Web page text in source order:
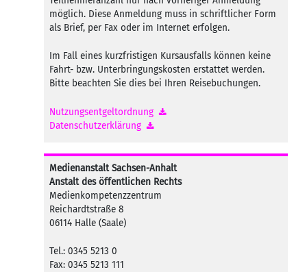
möglich. Diese Anmeldung muss in schriftlicher Form
als Brief, per Fax oder im Internet erfolgen.
Im Fall eines kurzfristigen Kursausfalls können keine
Fahrt- bzw. Unterbringungskosten erstattet werden.
Bitte beachten Sie dies bei Ihren Reisebuchungen.
Nutzungsentgeltordnung
Datenschutzerklärung
Medienanstalt Sachsen-Anhalt
Anstalt des öffentlichen Rechts
Medienkompetenzzentrum
Reichardtstraße 8
06114 Halle (Saale)
Tel.: 0345 5213 0
Fax: 0345 5213 111